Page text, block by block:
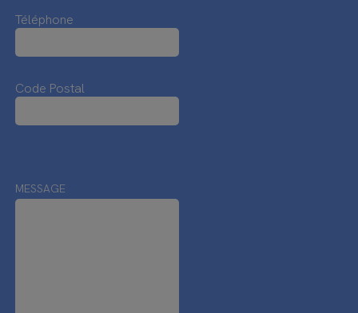
Téléphone
Code Postal
MESSAGE